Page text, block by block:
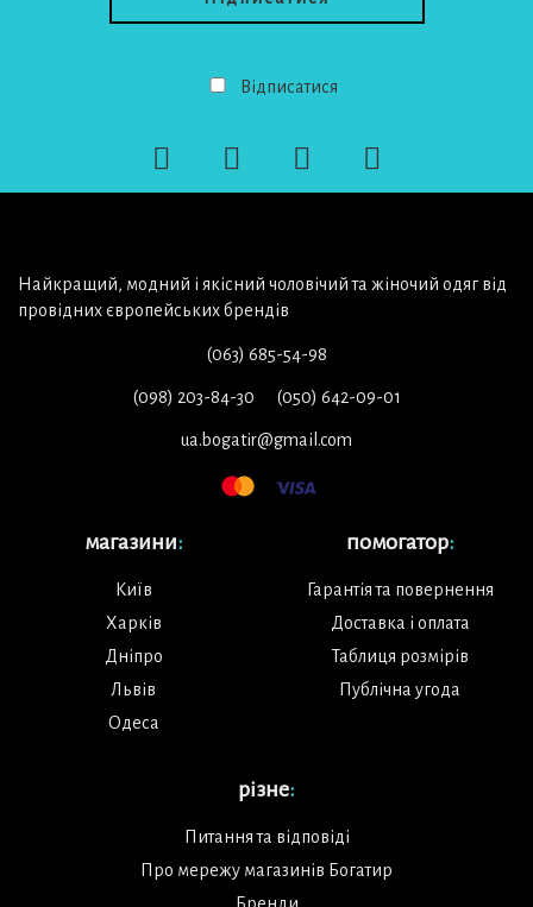
Відписатися
Найкращий, модний і якісний чоловічий та жіночий одяг від
провідних європейських брендів
(063) 685-54-98
(098) 203-84-30 (050) 642-09-01
ua.bogatir@gmail.com
магазини:
Київ
Харків
Дніпро
Львів
Одеса
помогатор:
Гарантія та повернення
Доставка і оплата
Таблиця розмірів
Публічна угода
різне:
Питання та відповіді
Про мережу магазинів Богатир